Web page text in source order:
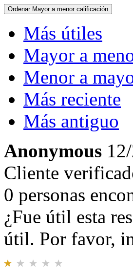
Ordenar Mayor a menor calificación
Más útiles
Mayor a
Menor a
Más reciente
Más antiguo
Anonymous
Cliente
0 personas
¿Fue útil esta
útil. Por favor,